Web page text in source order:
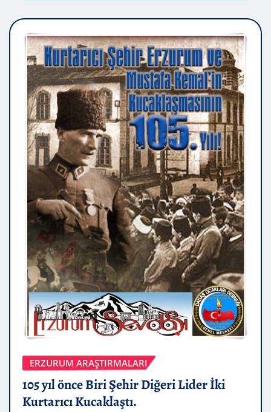
ERZURUM ARAŞTIRMALARI
105 yıl önce Biri Şehir Diğeri Lider İki
Kurtarıcı Kucaklaştı.